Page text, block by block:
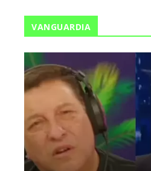
VANGUARDIA